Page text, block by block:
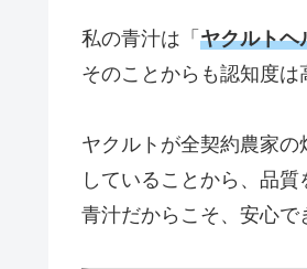
私の青汁は「 ヤクルトヘ
そのことからも認知度は
ヤクルトが全契約農家
していることから、品
青汁だからこそ、安心で